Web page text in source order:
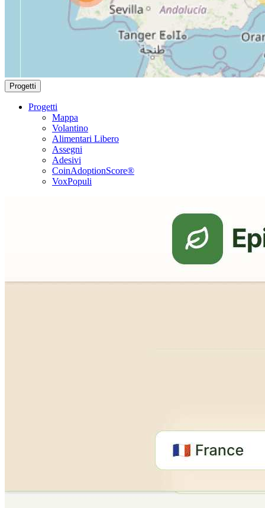
Progetti
Progetti
Mappa
Volantino
Alimentari Libero
Assegni
Adesivi
CoinAdoptionScore®
VoxPopuli